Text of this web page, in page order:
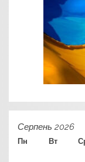
Серпень 2026
Пн Вт